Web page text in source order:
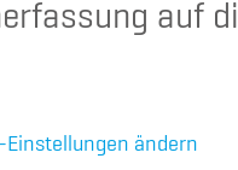
auf
ändern